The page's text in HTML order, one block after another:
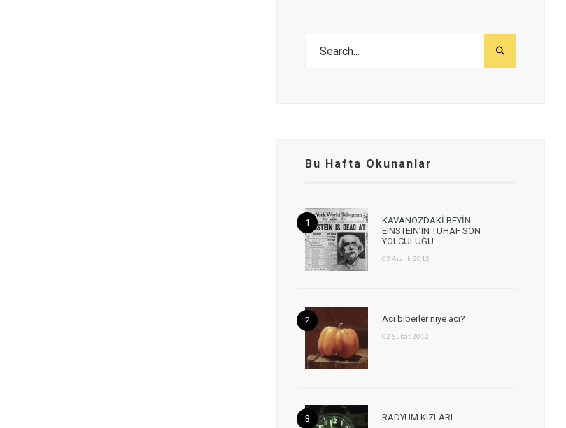
Bu Hafta Okunanlar
KAVANOZDAKİ BEYİN:
EINSTEIN’IN TUHAF SON
YOLCULUĞU
03 Aralık 2012
Acı biberler niye acı?
02 Şubat 2012
RADYUM KIZLARI